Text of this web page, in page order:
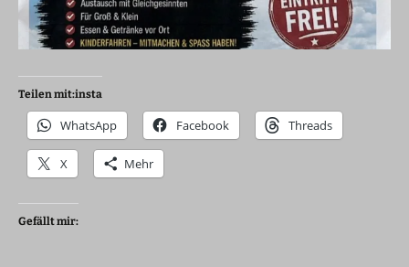
Teilen mit:insta
WhatsApp Facebook Threads
X Mehr
Gefällt mir: